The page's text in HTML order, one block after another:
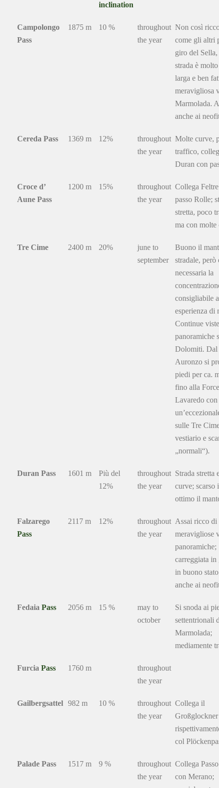
inclination
Campolongo
Pass
1875 m 10 %
throughout
the year
Non così
come gli altri
giro del
strada è
larga e ben
meravigliosa
Marmolada.
anche ai
Cereda Pass 1369 m 12%
throughout
the year
Molte curve,
traffico,
Duran con
Croce d’
Aune Pass
1200 m 15%
throughout
the year
Collega
passo Rolle;
stretta, poco
ma con molte
Tre Cime 2400 m 20%
june to
september
Buono il
stradale, però
necessaria la
consigliabile
esperienza di
Continue
panoramiche
Dolomiti.
Auronzo si
piedi per ca.
fino alla
Lavaredo con
sulle Tre
vestiario e
„normali“).
Duran Pass 1601 m
Più del
12%
throughout
the year
Strada stretta
curve; scarso
ottimo il
Falzarego
Pass
2117 m 12%
throughout
the year
Assai ricco di
meravigliose
panoramiche;
carreggiata in
in buono
anche ai
FedaiaPass 2056 m 15 %
may to
october
Si snoda ai
settentrionali
Marmolada;
mediamente
FurciaPass 1760 m
throughout
the year
Gailbergsattel 982 m 10 %
throughout
the year
Collega il
Großglockner
col
Palade Pass 1517 m 9 %
throughout
the year
Collega
con Merano;